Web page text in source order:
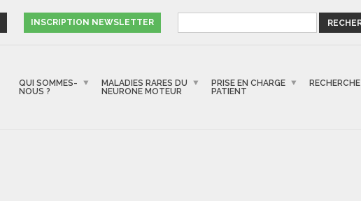
INSCRIPTION NEWSLETTER
QUI SOMMES-
NOUS ?
MALADIES RARES DU
NEURONE MOTEUR
PRISE EN CHARGE
PATIENT
RECHERCHE